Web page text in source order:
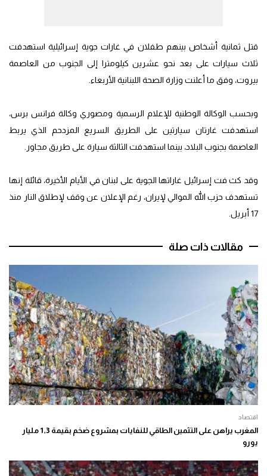
قتل ثمانية أشخاص بينهم طفلان في غارات جوية إسرائيلية استهدفت
ثلاث سيارات على بعد نحو عشرين كيلومترا إلى الجنوب من العاصمة
بيروت، وفق ما أعلنت وزارة الصحة اللبنانية الأربعاء.
وبحسب الوكالة الوطنية للإعلام الرسمية ومصوري وكالة فرانس برس،
استهدفت غارتان سيارتين على الطريق السريع المزدحم الذي يربط
العاصمة بجنوب البلاد، بينما استهدفت الثالثة سيارة على طريق مجاور.
وقد كث فت إسرائيل غاراتها الجوية على لبنان في الأيام الأخيرة، قائلة إنها
تستهدف حزب الله الموالي لإيران، رغم الإعلان عن وقف لإطلاق النار منذ
17 أبريل.
مقالات ذات صلة
اقتصاد
المغرب يراهن على التثمين الطاقي للنفايات بمشروع ضخم بقيمة 1,3 مليار
يورو